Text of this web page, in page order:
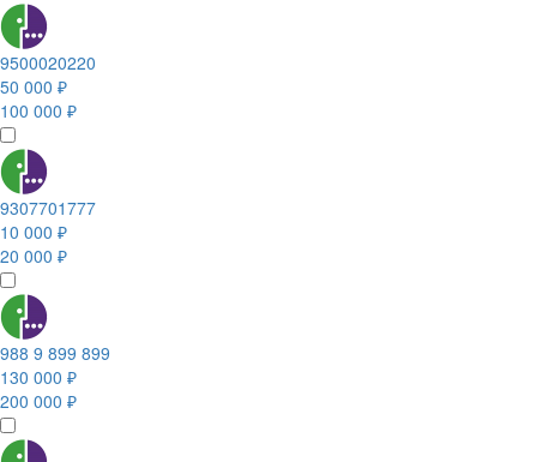
9500020220
50 000 ₽
100 000 ₽
9307701777
10 000 ₽
20 000 ₽
988 9 899 899
130 000 ₽
200 000 ₽